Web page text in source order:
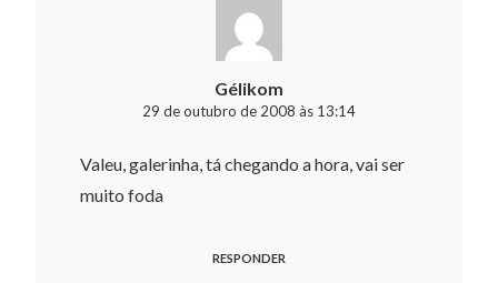
Gélikom
29 de outubro de 2008 às 13:14
Valeu, galerinha, tá chegando a hora, vai ser
muito foda
RESPONDER